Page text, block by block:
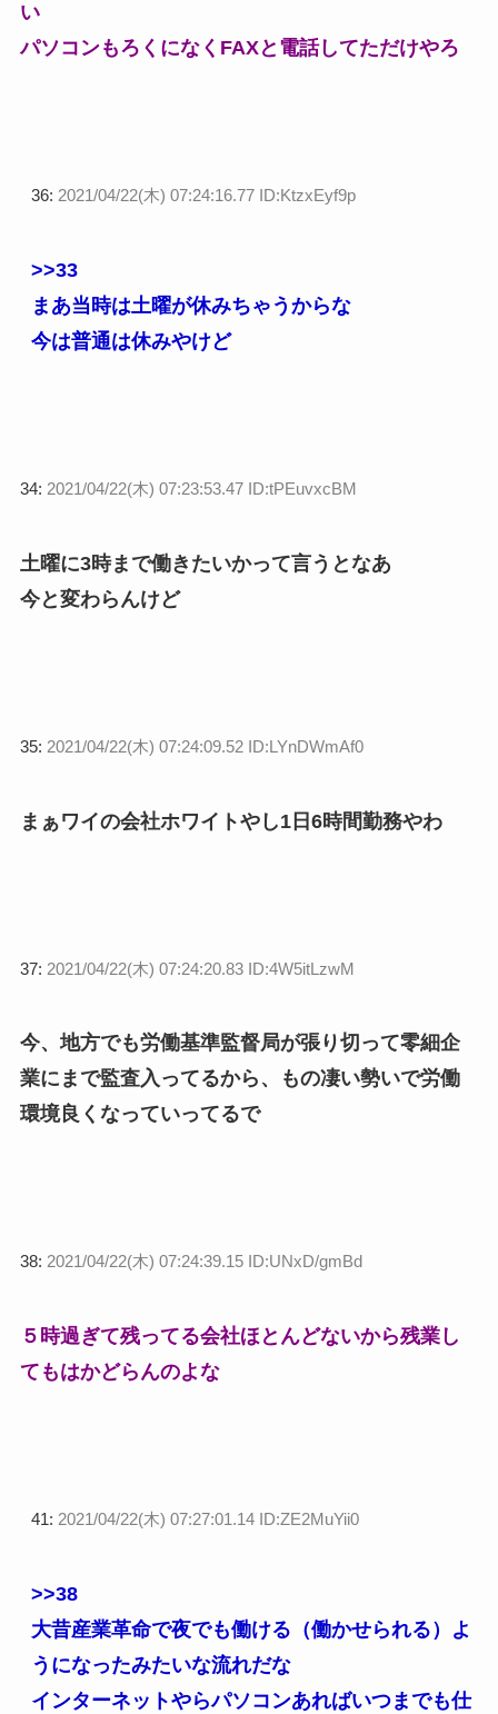
い
パソコンもろくになくFAXと電話してただけやろ
36: 2021/04/22(木) 07:24:16.77 ID:KtzxEyf9p
>>33
まあ当時は土曜が休みちゃうからな
今は普通は休みやけど
34: 2021/04/22(木) 07:23:53.47 ID:tPEuvxcBM
土曜に3時まで働きたいかって言うとなあ
今と変わらんけど
35: 2021/04/22(木) 07:24:09.52 ID:LYnDWmAf0
まぁワイの会社ホワイトやし1日6時間勤務やわ
37: 2021/04/22(木) 07:24:20.83 ID:4W5itLzwM
今、地方でも労働基準監督局が張り切って零細企
業にまで監査入ってるから、もの凄い勢いで労働
環境良くなっていってるで
38: 2021/04/22(木) 07:24:39.15 ID:UNxD/gmBd
５時過ぎて残ってる会社ほとんどないから残業し
てもはかどらんのよな
41: 2021/04/22(木) 07:27:01.14 ID:ZE2MuYii0
>>38
大昔産業革命で夜でも働ける（働かせられる）よ
うになったみたいな流れだな
インターネットやらパソコンあればいつまでも仕